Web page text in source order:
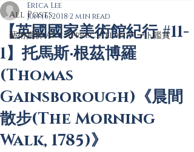
All Posts
藝術賞析 Art Appreciation アート鑑賞
【英國國家美術館紀行 #11-
1】托馬斯‧根茲博羅
(Thomas
Gainsborough)《晨間
散步(The Morning
Walk, 1785)》
Erica Lee
Jun 16, 2018 2 min read